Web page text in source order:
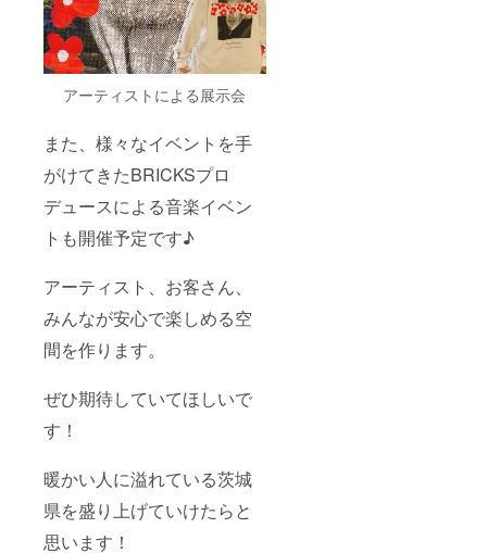
アーティストによる展示会
また、様々なイベントを手
がけてきたBRICKSプロ
デュースによる音楽イベン
トも開催予定です♪
アーティスト、お客さん、
みんなが安心で楽しめる空
間を作ります。
ぜひ期待していてほしいで
す！
暖かい人に溢れている茨城
県を盛り上げていけたらと
思います！